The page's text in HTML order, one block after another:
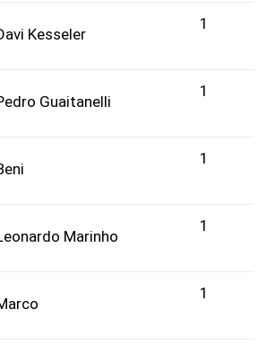
Kesseler
1
Guaitanelli
1
1
Marinho
1
1